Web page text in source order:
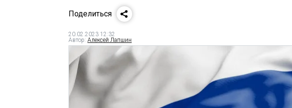
Поделиться
20.02.2023 12:32
Автор: Алексей Лапшин